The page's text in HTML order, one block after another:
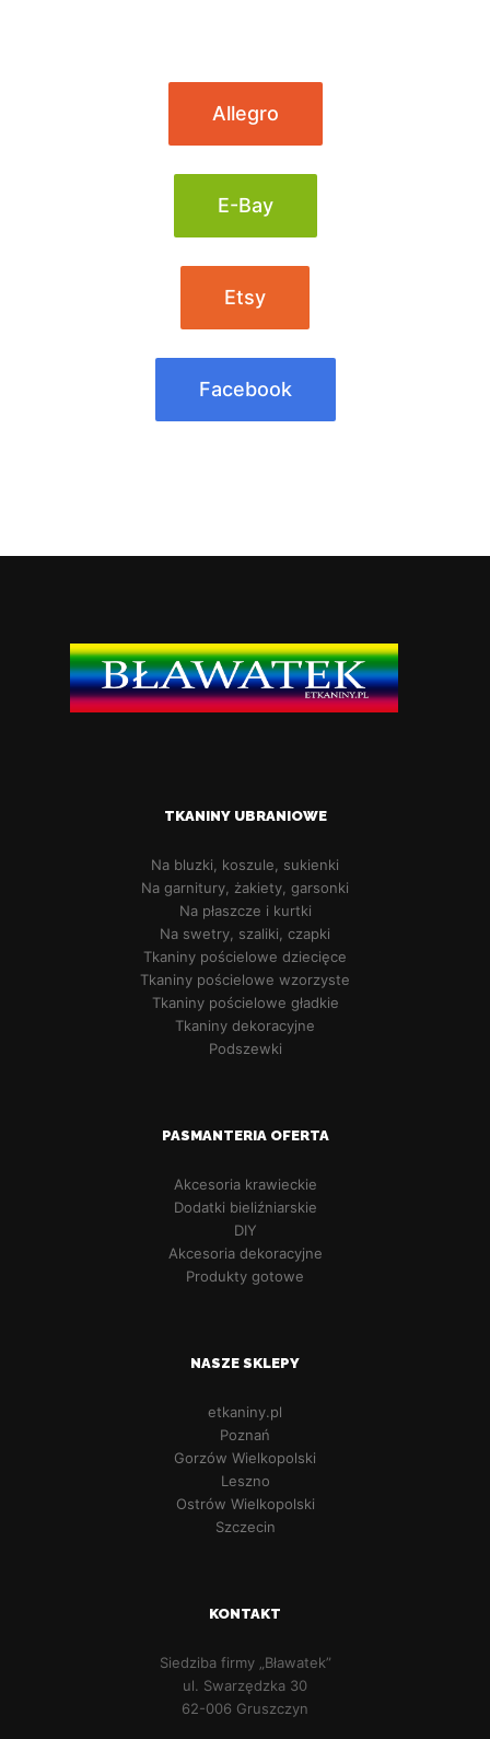
Allegro
E-Bay
Etsy
Facebook
TKANINY UBRANIOWE
Na bluzki, koszule, sukienki
Na garnitury, żakiety, garsonki
Na płaszcze i kurtki
Na swetry, szaliki, czapki
Tkaniny pościelowe dziecięce
Tkaniny pościelowe wzorzyste
Tkaniny pościelowe gładkie
Tkaniny dekoracyjne
Podszewki
PASMANTERIA OFERTA
Akcesoria krawieckie
Dodatki bieliźniarskie
DIY
Akcesoria dekoracyjne
Produkty gotowe
NASZE SKLEPY
etkaniny.pl
Poznań
Gorzów Wielkopolski
Leszno
Ostrów Wielkopolski
Szczecin
KONTAKT
Siedziba firmy „Bławatek”
ul. Swarzędzka 30
62-006 Gruszczyn